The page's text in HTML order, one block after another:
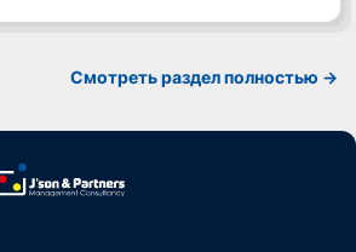
Смотреть раздел полностью ->